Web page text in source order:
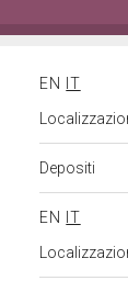
EN
IT
Depositi
EN
IT